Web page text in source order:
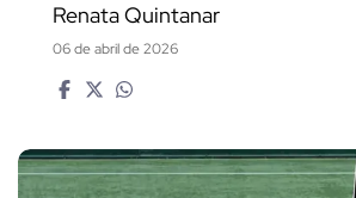
Renata Quintanar
06 de abril de 2026